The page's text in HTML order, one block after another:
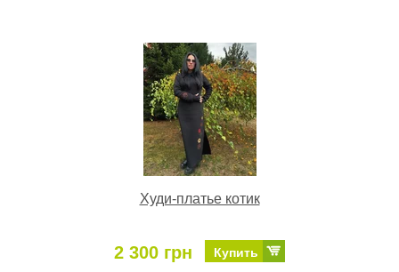
Худи-платье котик
2 300 грн Купить